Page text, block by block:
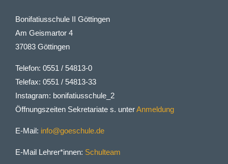
Bonifatiusschule II Göttingen
Am Geismartor 4
37083 Göttingen
Telefon: 0551 / 54813-0
Telefax: 0551 / 54813-33
Instagram: bonifatiusschule_2
Öffnungszeiten Sekretariate s. unterAnmeldung
E-Mail: info@goeschule.de
E-Mail Lehrer*innen: Schulteam